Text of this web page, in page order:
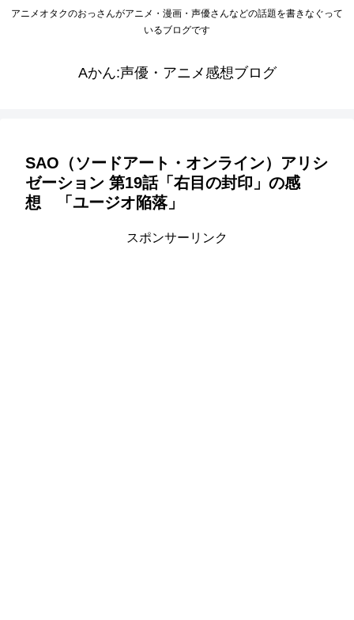
アニメオタクのおっさんがアニメ・漫画・声優さんなどの話題を書きなぐって
いるブログです
Aかん:声優・アニメ感想ブログ
SAO（ソードアート・オンライン）アリシ
ゼーション 第19話「右目の封印」の感
想 「ユージオ陥落」
スポンサーリンク